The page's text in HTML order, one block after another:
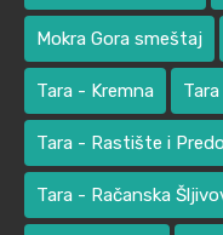
Mokra Gora smeštaj
Tara - Kremna
Tara - Rastište i
Tara - Račanska